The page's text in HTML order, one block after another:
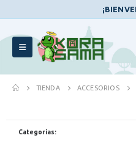
TIENDA ACCESORIOS
Categorías: